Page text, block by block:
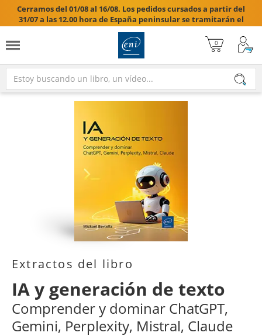
Cerramos del 01/08 al 16/08. Los pedidos cursados a partir del
31/07 a las 12.00 hora de España peninsular se tramitarán el
17/08/2026.

Extractos del libro
IA y generación de texto
Comprender y dominar ChatGPT,
Gemini, Perplexity, Mistral, Claude